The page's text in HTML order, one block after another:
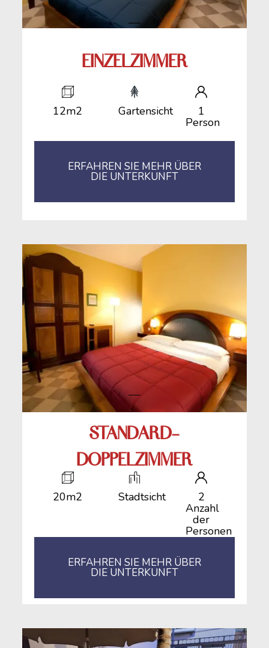
EINZELZIMMER
12m2 Gartensicht 1
Person
ERFAHREN SIE MEHR ÜBER
DIE UNTERKUNFT
STANDARD-
DOPPELZIMMER
20m2 Stadtsicht 2
Anzahl
der
Personen
ERFAHREN SIE MEHR ÜBER
DIE UNTERKUNFT